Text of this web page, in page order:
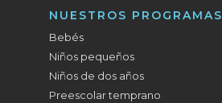
NUESTROS PROGRAMAS
Bebés
Niños pequeños
Niños de dos años
Preescolar temprano